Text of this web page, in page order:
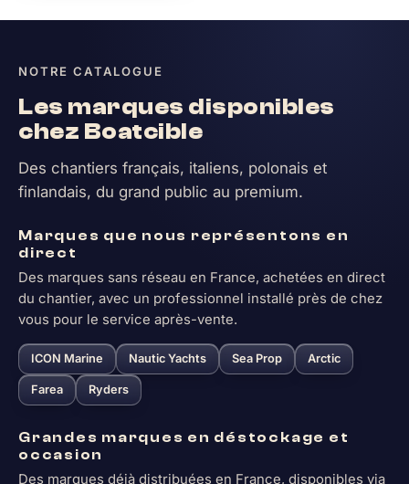
NOTRE CATALOGUE
Les marques disponibles
chez Boatcible
Des chantiers français, italiens, polonais et
finlandais, du grand public au premium.
Marques que nous représentons en
direct
Des marques sans réseau en France, achetées en direct
du chantier, avec un professionnel installé près de chez
vous pour le service après-vente.
ICON Marine Nautic Yachts Sea Prop Arctic
Farea Ryders
Grandes marques en déstockage et
occasion
Des marques déjà distribuées en France, disponibles via